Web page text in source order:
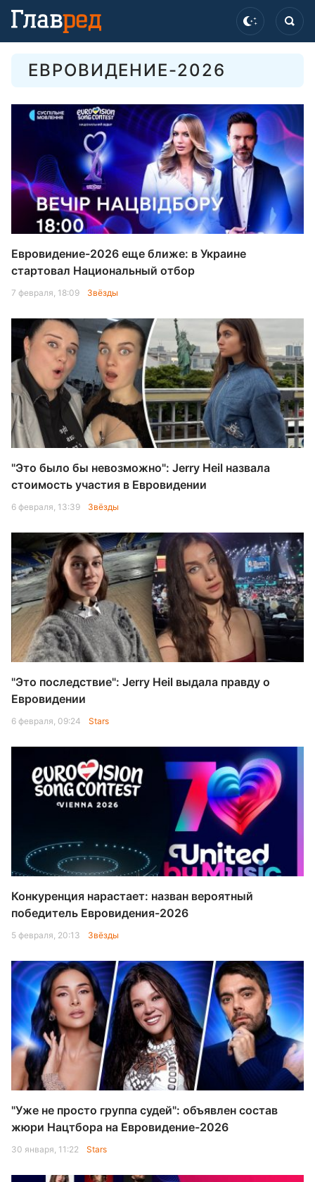
ЕВРОВИДЕНИЕ-2026
Евровидение-2026 еще ближе: в Украине
стартовал Национальный отбор
7 февраля, 18:09 Звёзды
"Это было бы невозможно": Jerry Heil назвала
стоимость участия в Евровидении
6 февраля, 13:39 Звёзды
"Это последствие": Jerry Heil выдала правду о
Евровидении
6 февраля, 09:24 Stars
Конкуренция нарастает: назван вероятный
победитель Евровидения-2026
5 февраля, 20:13 Звёзды
"Уже не просто группа судей": объявлен состав
жюри Нацтбора на Евровидение-2026
30 января, 11:22 Stars